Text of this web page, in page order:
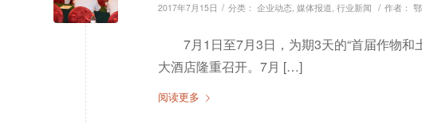
2017年7月15日 / 分类： 企业动态, 媒体报道, 行业新闻 / 作者：
7月1日至7月3日，为期3天的“首届作物
大酒店隆重召开。7月 […]
阅读更多